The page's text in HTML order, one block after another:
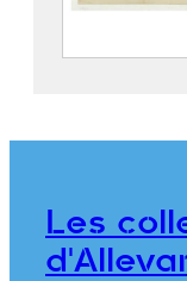
Parc
Les